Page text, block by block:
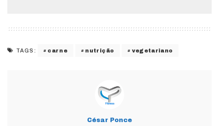
TAGS: carne nutrição vegetariano
César Ponce